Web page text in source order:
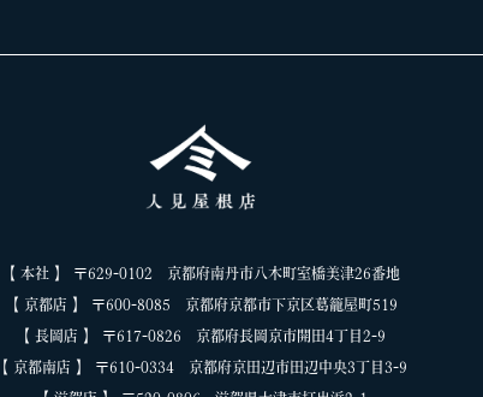
【 本社 】 〒629-0102 京都府南丹市八木町室橋美津26番地
【 京都店 】 〒600-8085 京都府京都市下京区葛籠屋町519
【 長岡店 】 〒617-0826 京都府長岡京市開田4丁目2-9
【 京都南店 】 〒610-0334 京都府京田辺市田辺中央3丁目3-9